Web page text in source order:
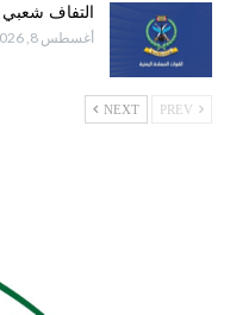
التفاف شعبي
أغسطس 8, 2026
NEXT